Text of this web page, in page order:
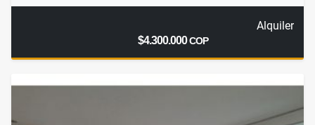
Alquiler
$4.300.000COP